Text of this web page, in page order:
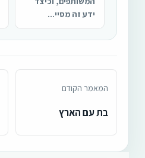
ידע זה מסיי...
המאמר הקודם
בת עם הארץ